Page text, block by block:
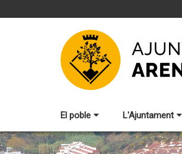
El poble L'Ajuntament